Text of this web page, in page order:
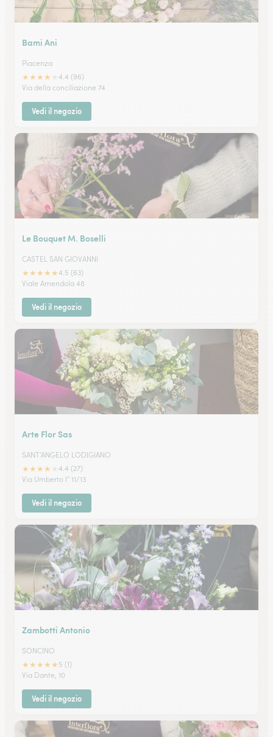
Bami Ani
Piacenza
★★★★
4.4 (96)
Via della conciliazione 74
Vedi il negozio
Le Bouquet M. Boselli
CASTEL SAN GIOVANNI
★★★★★4.5 (63)
Viale Amendola 48
Vedi il negozio
Arte Flor Sas
SANT'ANGELO LODIGIANO
★★★★
4.4 (27)
Via Umberto I° 11/13
Vedi il negozio
Zambotti Antonio
SONCINO
★★★★★ 5 (1)
Via Dante, 10
Vedi il negozio